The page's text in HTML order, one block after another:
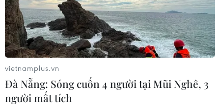
vietnamplus.vn
Đà Nẵng: Sóng cuốn 4 người tại Mũi Nghê, 3
người mất tích